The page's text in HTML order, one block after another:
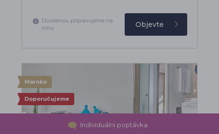
Dovolenou připravujeme na
míru
Objevte
Maroko
Doporučujeme
Individuální poptávka